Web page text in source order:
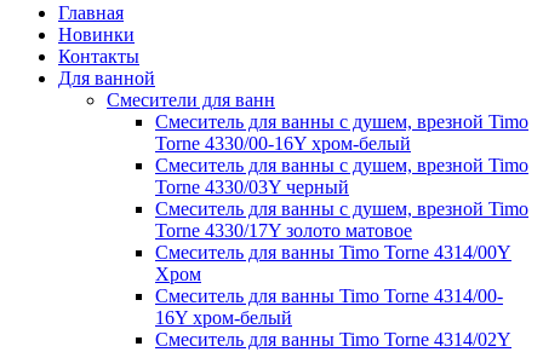
Главная
Новинки
Контакты
Для ванной
Смесители для ванн
Смеситель для ванны с душем, врезной Timo
Torne 4330/00-16Y хром-белый
Смеситель для ванны с душем, врезной Timo
Torne 4330/03Y черный
Смеситель для ванны с душем, врезной Timo
Torne 4330/17Y золото матовое
Смеситель для ванны Timo Torne 4314/00Y
Хром
Смеситель для ванны Timo Torne 4314/00-
16Y хром-белый
Смеситель для ванны Timo Torne 4314/02Y